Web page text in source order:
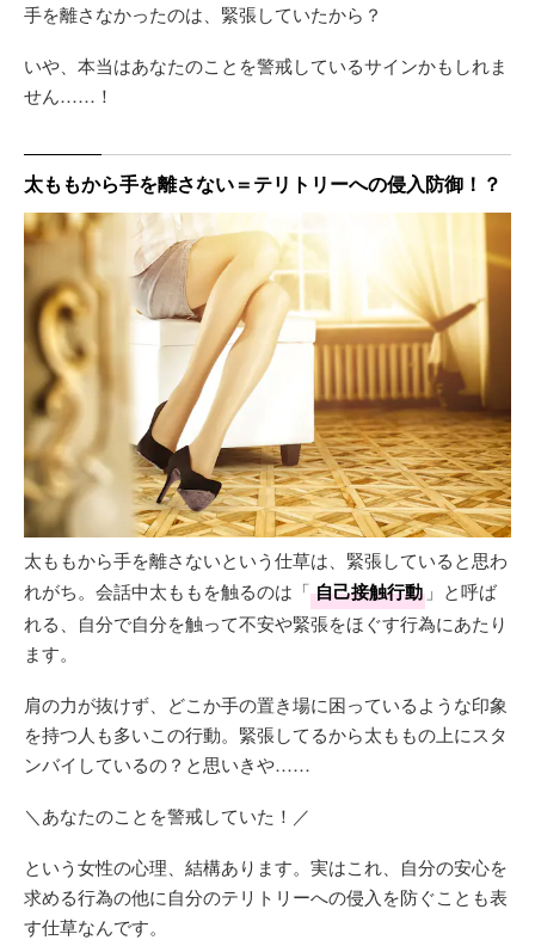
手を離さなかったのは、緊張していたから？
いや、本当はあなたのことを警戒しているサインかもしれま
せん……！
太ももから手を離さない＝テリトリーへの侵入防御！？
太ももから手を離さないという仕草は、緊張していると思わ
れがち。会話中太ももを触るのは「 自己接触行動 」と呼ば
れる、自分で自分を触って不安や緊張をほぐす行為にあたり
ます。
肩の力が抜けず、どこか手の置き場に困っているような印象
を持つ人も多いこの行動。緊張してるから太ももの上にスタ
ンバイしているの？と思いきや……
＼あなたのことを警戒していた！／
という女性の心理、結構あります。実はこれ、自分の安心を
求める行為の他に自分のテリトリーへの侵入を防ぐことも表
す仕草なんです。